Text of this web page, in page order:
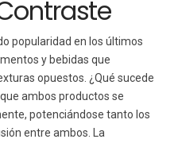
popularidad en los últimos
y bebidas que
opuestos. ¿Qué sucede
ambos productos se
potenciándose tanto los
entre ambos. La